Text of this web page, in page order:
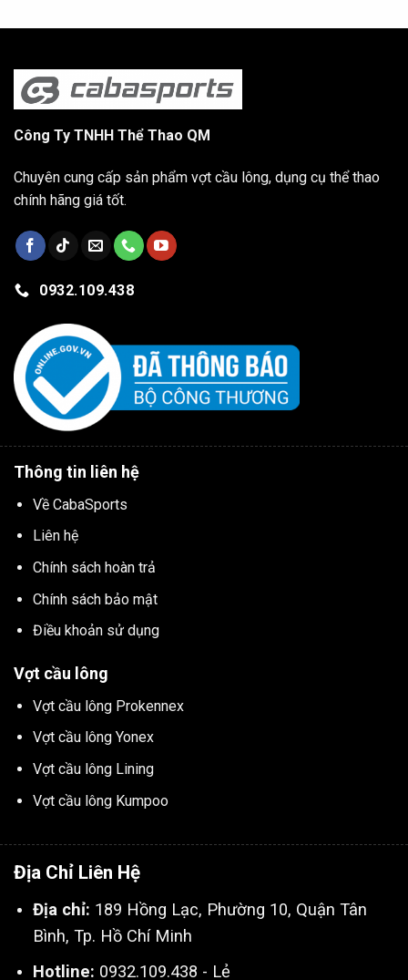
Công Ty TNHH Thể Thao QM
Chuyên cung cấp sản phẩm vợt cầu lông, dụng cụ thể thao
chính hãng giá tốt.
0932.109.438
Thông tin liên hệ
Về CabaSports
Liên hệ
Chính sách hoàn trả
Chính sách bảo mật
Điều khoản sử dụng
Vợt cầu lông
Vợt cầu lông Prokennex
Vợt cầu lông Yonex
Vợt cầu lông Lining
Vợt cầu lông Kumpoo
Địa Chỉ Liên Hệ
Địa chỉ: 189 Hồng Lạc, Phường 10, Quận Tân
Bình, Tp. Hồ Chí Minh
Hotline: 0932.109.438 - Lẻ